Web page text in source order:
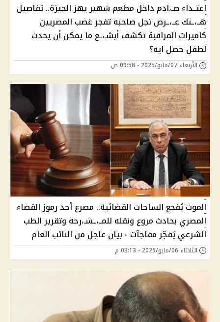
اعتــداء صـ،ادم داخل مطعم شهير يهز الجيزة.. تفاصيل
هــ،ـتك عــ،ـرض نجل صاحبه تفجر غضب المصريين
كاميرات المراقبة تكشف أبشـ،ـع ما يمكن أن يحدث
لطفل حصل ايه؟
الأربعاء 07/مايو/2025 - 09:58 ص
الموت يُفجع الساحات القضائية.. مصرع أحد رموز القضاء
المصري بحادث مروع ونقله للمــ،ـشـ،رحة وتقرير الطب
الشرعي يُفجّر مفاجآت - بيان عاجل من النائب العام
الثلاثاء 06/مايو/2025 - 03:13 م